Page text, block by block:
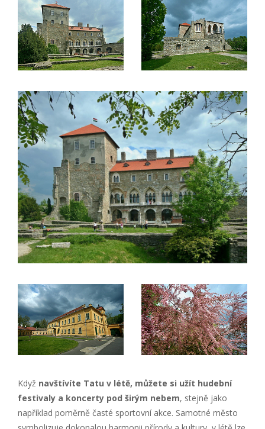
Když navštívíte Tatu v létě, můžete si užít hudební
festivaly a koncerty pod širým nebem, stejně jako
například poměrně časté sportovní akce. Samotné město